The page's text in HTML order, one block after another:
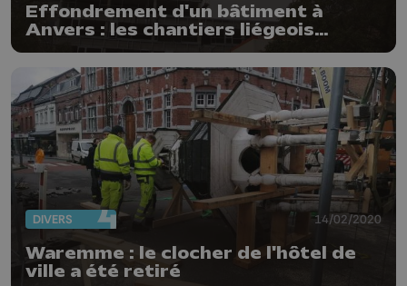
Effondrement d'un bâtiment à
Anvers : les chantiers liégeois
s'arrêtent à 14h34
DIVERS 14/02/2020
Waremme : le clocher de l'hôtel de
ville a été retiré